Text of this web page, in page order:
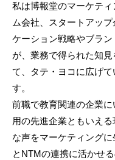
私は博報堂のマーケテ
ム会社、スタートアッ
ケーション戦略やブラ
が、業務で得られた知
て、タテ・ヨコに広げ
す。
前職で教育関連の企業
用の先進企業ともいえ
な声をマーケティング
とNTMの連携に活かせ